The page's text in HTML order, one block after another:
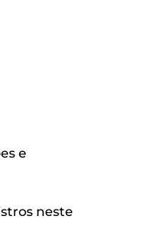
e
neste